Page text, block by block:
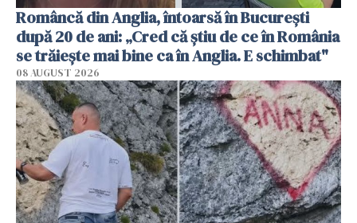
Româncă din Anglia, întoarsă în București
după 20 de ani: „Cred că știu de ce în România
se trăiește mai bine ca în Anglia. E schimbat"
08 AUGUST 2026